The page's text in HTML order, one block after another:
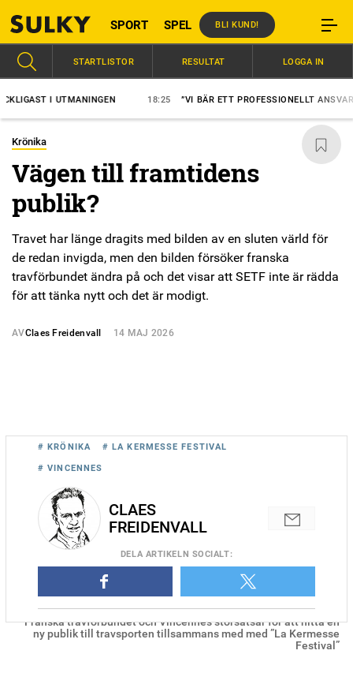
SPORT SPEL BLI KUND!
I UTMANINGEN 18:25 ”VI BÄR ETT PROFESSIONELLT ANSVAR”
STARTLISTOR RESULTAT LOGGA IN
Krönika
Vägen till framtidens
publik?
Travet har länge dragits med bilden av en sluten värld för
de redan invigda, men den bilden försöker franska
travförbundet ändra på och det visar att SETF inte är rädda
för att tänka nytt och det är modigt.
AVClaes Freidenvall 14 MAJ 2026
Franska travförbundet och Vincennes storsatsar för att hitta en
ny publik till travsporten tillsammans med med ”La Kermesse
Festival”
# KRÖNIKA # LA KERMESSE FESTIVAL
# VINCENNES
CLAES
FREIDENVALL
DELA ARTIKELN SOCIALT: